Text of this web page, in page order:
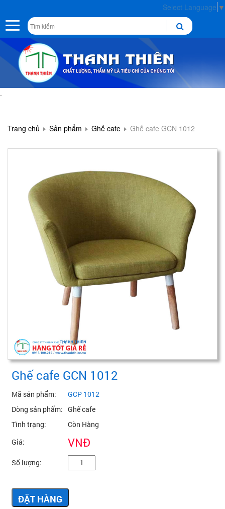
Select Language ▼
Toggle
navigation
.
Trang chủ Sản phẩm Ghế cafe Ghế cafe GCN 1012
Ghế cafe GCN 1012
Mã sản phẩm:
GCP 1012
Dòng sản phẩm: Ghế cafe
Tình trạng:
Còn Hàng
Giá:
VNĐ
Số lượng:
ĐẶT HÀNG